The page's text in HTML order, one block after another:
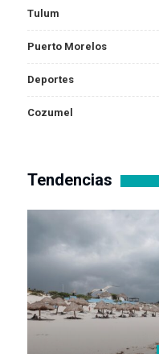
Tulum
Puerto Morelos
Deportes
Cozumel
Tendencias